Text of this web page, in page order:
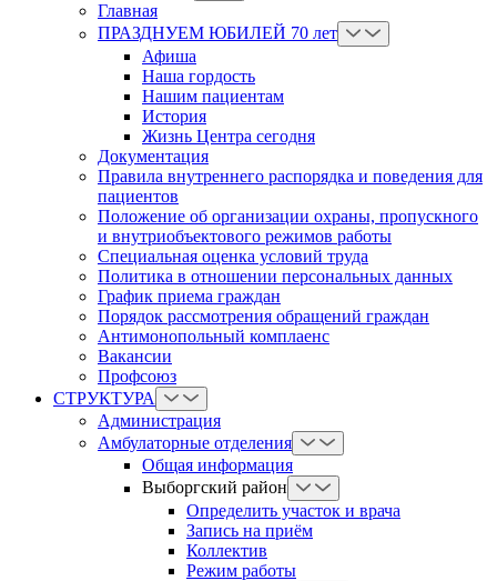
Главная
ПРАЗДНУЕМ ЮБИЛЕЙ 70 лет
Афиша
Наша гордость
Нашим пациентам
История
Жизнь Центра сегодня
Документация
Правила внутреннего распорядка и поведения для
пациентов
Положение об организации охраны, пропускного
и внутриобъектового режимов работы
Cпециальная оценка условий труда
Политика в отношении персональных данных
График приема граждан
Порядок рассмотрения обращений граждан
Антимонопольный комплаенс
Вакансии
Профсоюз
СТРУКТУРА
Администрация
Амбулаторные отделения
Общая информация
Выборгский район
Определить участок и врача
Запись на приём
Коллектив
Режим работы